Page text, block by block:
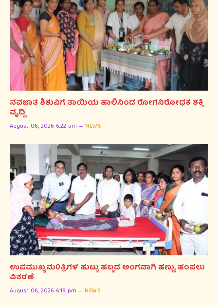
ನವಜಾತ ಶಿಶುವಿಗೆ ತಾಯಿಯ ಹಾಲಿನಿಂದ ರೋಗನಿರೋಧಕ ಶಕ್ತಿ
ವೃದ್ಧಿ
August 06, 2026 6:22 pm NEWS
ಉಪಮುಖ್ಯಮ0ತ್ರಿಗಳ ಹುಟ್ಟು ಹಬ್ಬದ ಅಂಗವಾಗಿ ಹಣ್ಣು, ಹಂಪಲು
ವಿತರಣೆ
August 06, 2026 6:19 pm NEWS